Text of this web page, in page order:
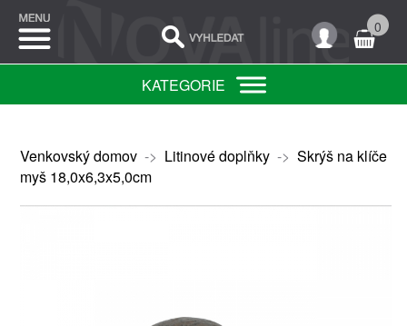
0
KATEGORIE
Venkovský domov-> Litinové doplňky-> Skrýš na klíče
myš 18,0x6,3x5,0cm